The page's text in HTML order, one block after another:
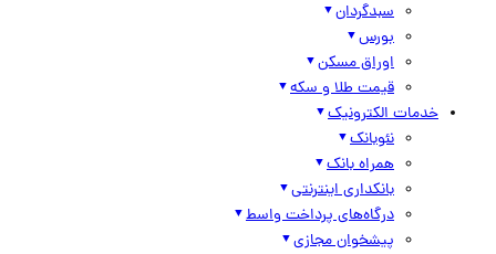
سبدگردان
بورس
اوراق مسکن
قیمت طلا و سکه
خدمات الکترونیک
نئوبانک
همراه بانک
بانکداری اینترنتی
درگاه‌های پرداخت واسط
پیشخوان مجازی